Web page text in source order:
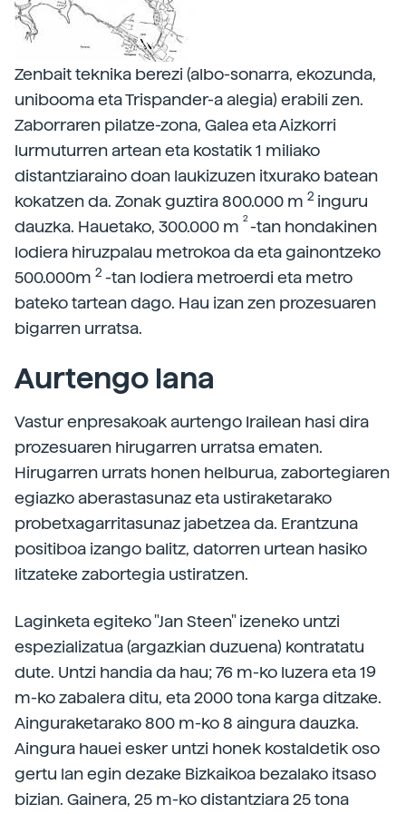
Zenbait teknika berezi (albo-sonarra, ekozunda,
unibooma eta Trispander-a alegia) erabili zen.
Zaborraren pilatze-zona, Galea eta Aizkorri
lurmuturren artean eta kostatik 1 miliako
distantziaraino doan laukizuzen itxurako batean
kokatzen da. Zonak guztira 800.000 m 2 inguru
dauzka. Hauetako, 300.000 m 2 -tan hondakinen
lodiera hiruzpalau metrokoa da eta gainontzeko
500.000m 2 -tan lodiera metroerdi eta metro
bateko tartean dago. Hau izan zen prozesuaren
bigarren urratsa.
Aurtengo lana
Vastur enpresakoak aurtengo Irailean hasi dira
prozesuaren hirugarren urratsa ematen.
Hirugarren urrats honen helburua, zabortegiaren
egiazko aberastasunaz eta ustiraketarako
probetxagarritasunaz jabetzea da. Erantzuna
positiboa izango balitz, datorren urtean hasiko
litzateke zabortegia ustiratzen.
Laginketa egiteko "Jan Steen" izeneko untzi
espezializatua (argazkian duzuena) kontratatu
dute. Untzi handia da hau; 76 m-ko luzera eta 19
m-ko zabalera ditu, eta 2000 tona karga ditzake.
Ainguraketarako 800 m-ko 8 aingura dauzka.
Aingura hauei esker untzi honek kostaldetik oso
gertu lan egin dezake Bizkaikoa bezalako itsaso
bizian. Gainera, 25 m-ko distantziara 25 tona